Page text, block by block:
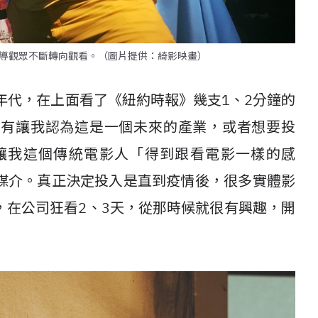
眾不斷轉向觀看。（圖片提供：綺影映畫）
代，在上面看了《紐約時報》幾支1 、 2分鐘的
讓我認為這是一個未來的產業，或者想要投
這個傳統電影人「得到跟看電影一樣的感
。真正決定投入是直到疫情後，很多實體影
在公司狂看2 、 3天，從那時候就很有興趣，開